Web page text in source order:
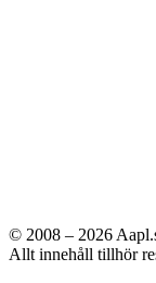
© 2008 – 2026
Allt innehåll tillhör